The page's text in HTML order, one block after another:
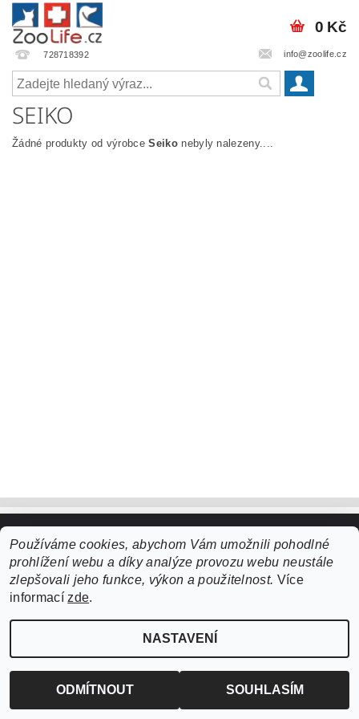
728718392 info@zoolife.cz
0 Kč
SEIKO
Žádné produkty od výrobceSeikonebyly nalezeny....
2026 ©ZooLife.cz, všechna práva vyhrazenaUpravit nastavení cookies
Vytvořil Shoptet
Používáme cookies, abychom Vám umožnili pohodlné
prohlížení webu a díky analýze provozu webu neustále
zlepšovali jeho funkce, výkon a použitelnost. Více
informacízde.
NASTAVENÍ
ODMÍTNOUT SOUHLASÍM